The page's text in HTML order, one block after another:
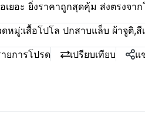
เยอะ ยิ่งราคาถูกสุดคุ้ม ส่งตรงจาก
หมู่:เสื้อโปโล ปกสาบแล็บ ผ้าจูติ,สี
ยการโปรด เปรียบเทียบ แ